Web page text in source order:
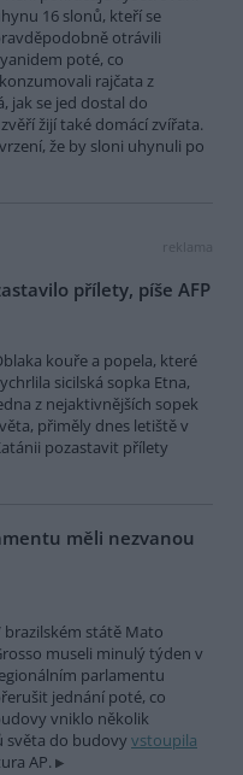
16 slonů, kteří se
otrávili
poté, co
rajčata z
jak se jed dostal do
žijí také domácí zvířata.
že by sloni uhynuli po
reklama
přílety, píše AFP
kouře a popela, které
sicilská sopka Etna,
z nejaktivnějších sopek
přiměly dnes letiště v
pozastavit přílety
měli nezvanou
brazilském státě Mato
museli minulý týden v
parlamentu
jednání poté, co
vniklo několik
světa do budovy vstoupila
AP.